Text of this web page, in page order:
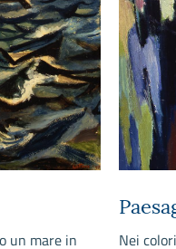
un mare in
Nei